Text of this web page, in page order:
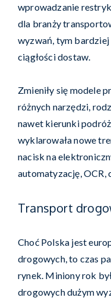
wprowadzanie
dla branży
wyzwań, tym
ciągłości dostaw.
Zmieniły się modele
różnych narzędzi,
nawet kierunki
wyklarowała nowe
nacisk na
automatyzację, OCR,
Transport
Choć Polska jest
drogowych, to czas
rynek. Miniony rok
drogowych dużym